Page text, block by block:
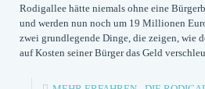
Rodigallee hätte niemals ohne eine
und werden nun noch um 19 Millionen
zwei grundlegende Dinge, die zeigen, wie
auf Kosten seiner Bürger das Geld